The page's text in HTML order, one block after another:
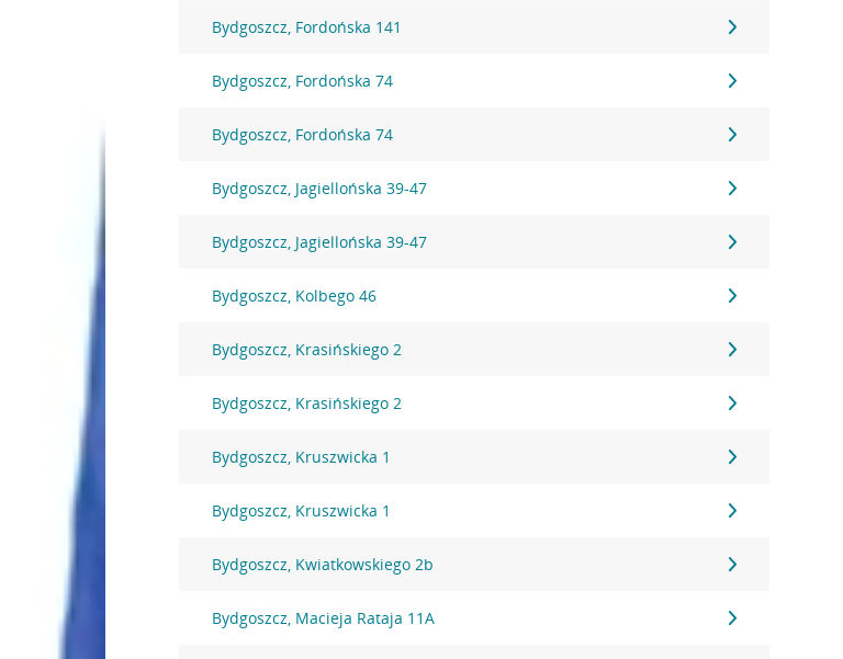
Bydgoszcz, Fordońska 141
Bydgoszcz, Fordońska 74
Bydgoszcz, Fordońska 74
Bydgoszcz, Jagiellońska 39-47
Bydgoszcz, Jagiellońska 39-47
Bydgoszcz, Kolbego 46
Bydgoszcz, Krasińskiego 2
Bydgoszcz, Krasińskiego 2
Bydgoszcz, Kruszwicka 1
Bydgoszcz, Kruszwicka 1
Bydgoszcz, Kwiatkowskiego 2b
Bydgoszcz, Macieja Rataja 11A